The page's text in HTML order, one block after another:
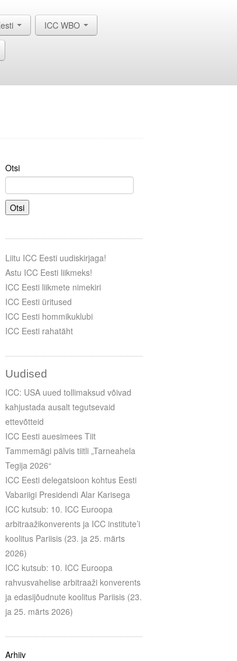
ICC WBO
Otsi
Otsi
Liitu ICC Eesti uudiskirjaga!
Astu ICC Eesti liikmeks!
ICC Eesti liikmete nimekiri
ICC Eesti üritused
ICC Eesti hommikuklubi
ICC Eesti rahatäht
Uudised
ICC: USA uued tollimaksud võivad
kahjustada ausalt tegutsevaid
ettevõtteid
ICC Eesti auesimees Tiit
Tammemägi pälvis tiitli „Tarneahela
Tegija 2026“
ICC Eesti delegatsioon kohtus Eesti
Vabariigi Presidendi Alar Karisega
ICC kutsub: 10. ICC Euroopa
arbitraažikonverents ja ICC institute’i
koolitus Pariisis (23. ja 25. märts
2026)
ICC kutsub: 10. ICC Euroopa
rahvusvahelise arbitraaži konverents
ja edasijõudnute koolitus Pariisis (23.
ja 25. märts 2026)
Arhiiv